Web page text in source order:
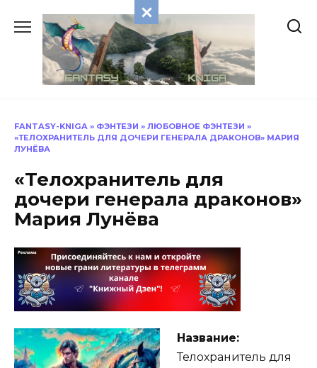
содержанию
FANTASY-KNIGA » ФЭНТЕЗИ » ЛЮБОВНОЕ ФЭНТЕЗИ »
«ТЕЛОХРАНИТЕЛЬ ДЛЯ ДОЧЕРИ ГЕНЕРАЛА ДРАКОНОВ» МАРИЯ
ЛУНЁВА
«Телохранитель для
дочери генерала драконов»
Мария Лунёва
Название:
Телохранитель для